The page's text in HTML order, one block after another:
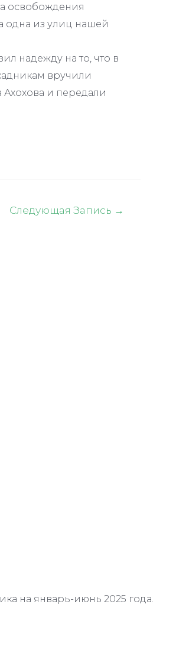
освобождения
одна из улиц нашей
надежду на то, что в
вручили
и передали
Следующая Запись →
на январь-июнь 2025 года.